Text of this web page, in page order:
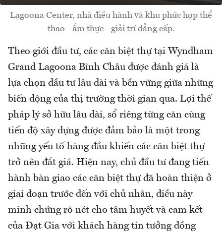
Lagoona Center, nhà điều hành và khu phức hợp thể
thao - ẩm thực - giải trí đẳng cấp.
Theo giới đầu tư, các căn biệt thự tại Wyndham
Grand Lagoona Bình Châu được đánh giá là
lựa chọn đầu tư lâu dài và bền vững giữa những
biến động của thị trường thời gian qua. Lợi thế
pháp lý sở hữu lâu dài, sổ riêng từng căn cùng
tiến độ xây dựng được đảm bảo là một trong
những yếu tố hàng đầu khiến các căn biệt thự
trở nên đắt giá. Hiện nay, chủ đầu tư đang tiến
hành bàn giao các căn biệt thự đã hoàn thiện ở
giai đoạn trước đến với chủ nhân, điều này
minh chứng rõ nét cho tâm huyết và cam kết
của Đạt Gia với khách hàng tin tưởng đồng